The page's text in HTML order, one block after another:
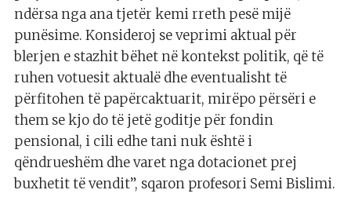
ndërsa nga ana tjetër kemi rreth pesë mijë
punësime. Konsideroj se veprimi aktual për
blerjen e stazhit bëhet në kontekst politik, që të
ruhen votuesit aktualë dhe eventualisht të
përfitohen të papërcaktuarit, mirëpo përsëri e
them se kjo do të jetë goditje për fondin
pensional, i cili edhe tani nuk është i
qëndrueshëm dhe varet nga dotacionet prej
buxhetit të vendit”, sqaron profesori Semi Bislimi.